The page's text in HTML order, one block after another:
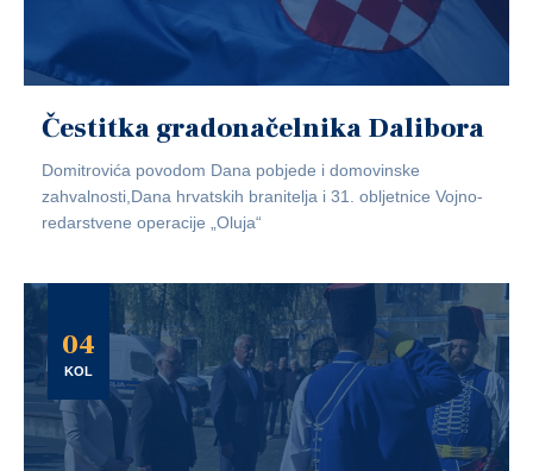
Čestitka gradonačelnika Dalibora
Domitrovića povodom Dana pobjede i domovinske
zahvalnosti,Dana hrvatskih branitelja i 31. obljetnice Vojno-
redarstvene operacije „Oluja“
04
KOL